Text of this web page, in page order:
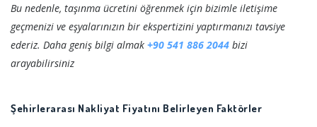
Bu nedenle, taşınma ücretini öğrenmek için bizimle iletişime
geçmenizi ve eşyalarınızın bir ekspertizini yaptırmanızı tavsiye
ederiz. Daha geniş bilgi almak +90 541 886 2044 bizi
arayabilirsiniz
Şehirlerarası Nakliyat Fiyatını Belirleyen Faktörler